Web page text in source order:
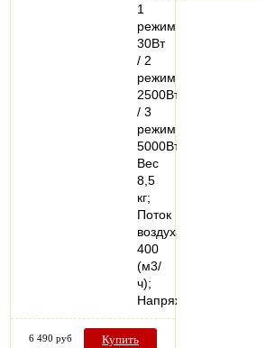
1
режим
30Вт
/ 2
режим
2500Вт
/ 3
режим
5000Вт;
Вес
8,5
кг;
Поток
воздуха
400
(м3/
ч);
Напряжение…
6 490 руб Купить